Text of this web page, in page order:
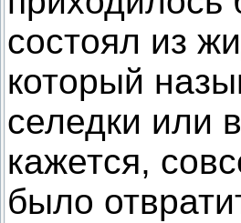
состоял из
который
селедки или
кажется,
было